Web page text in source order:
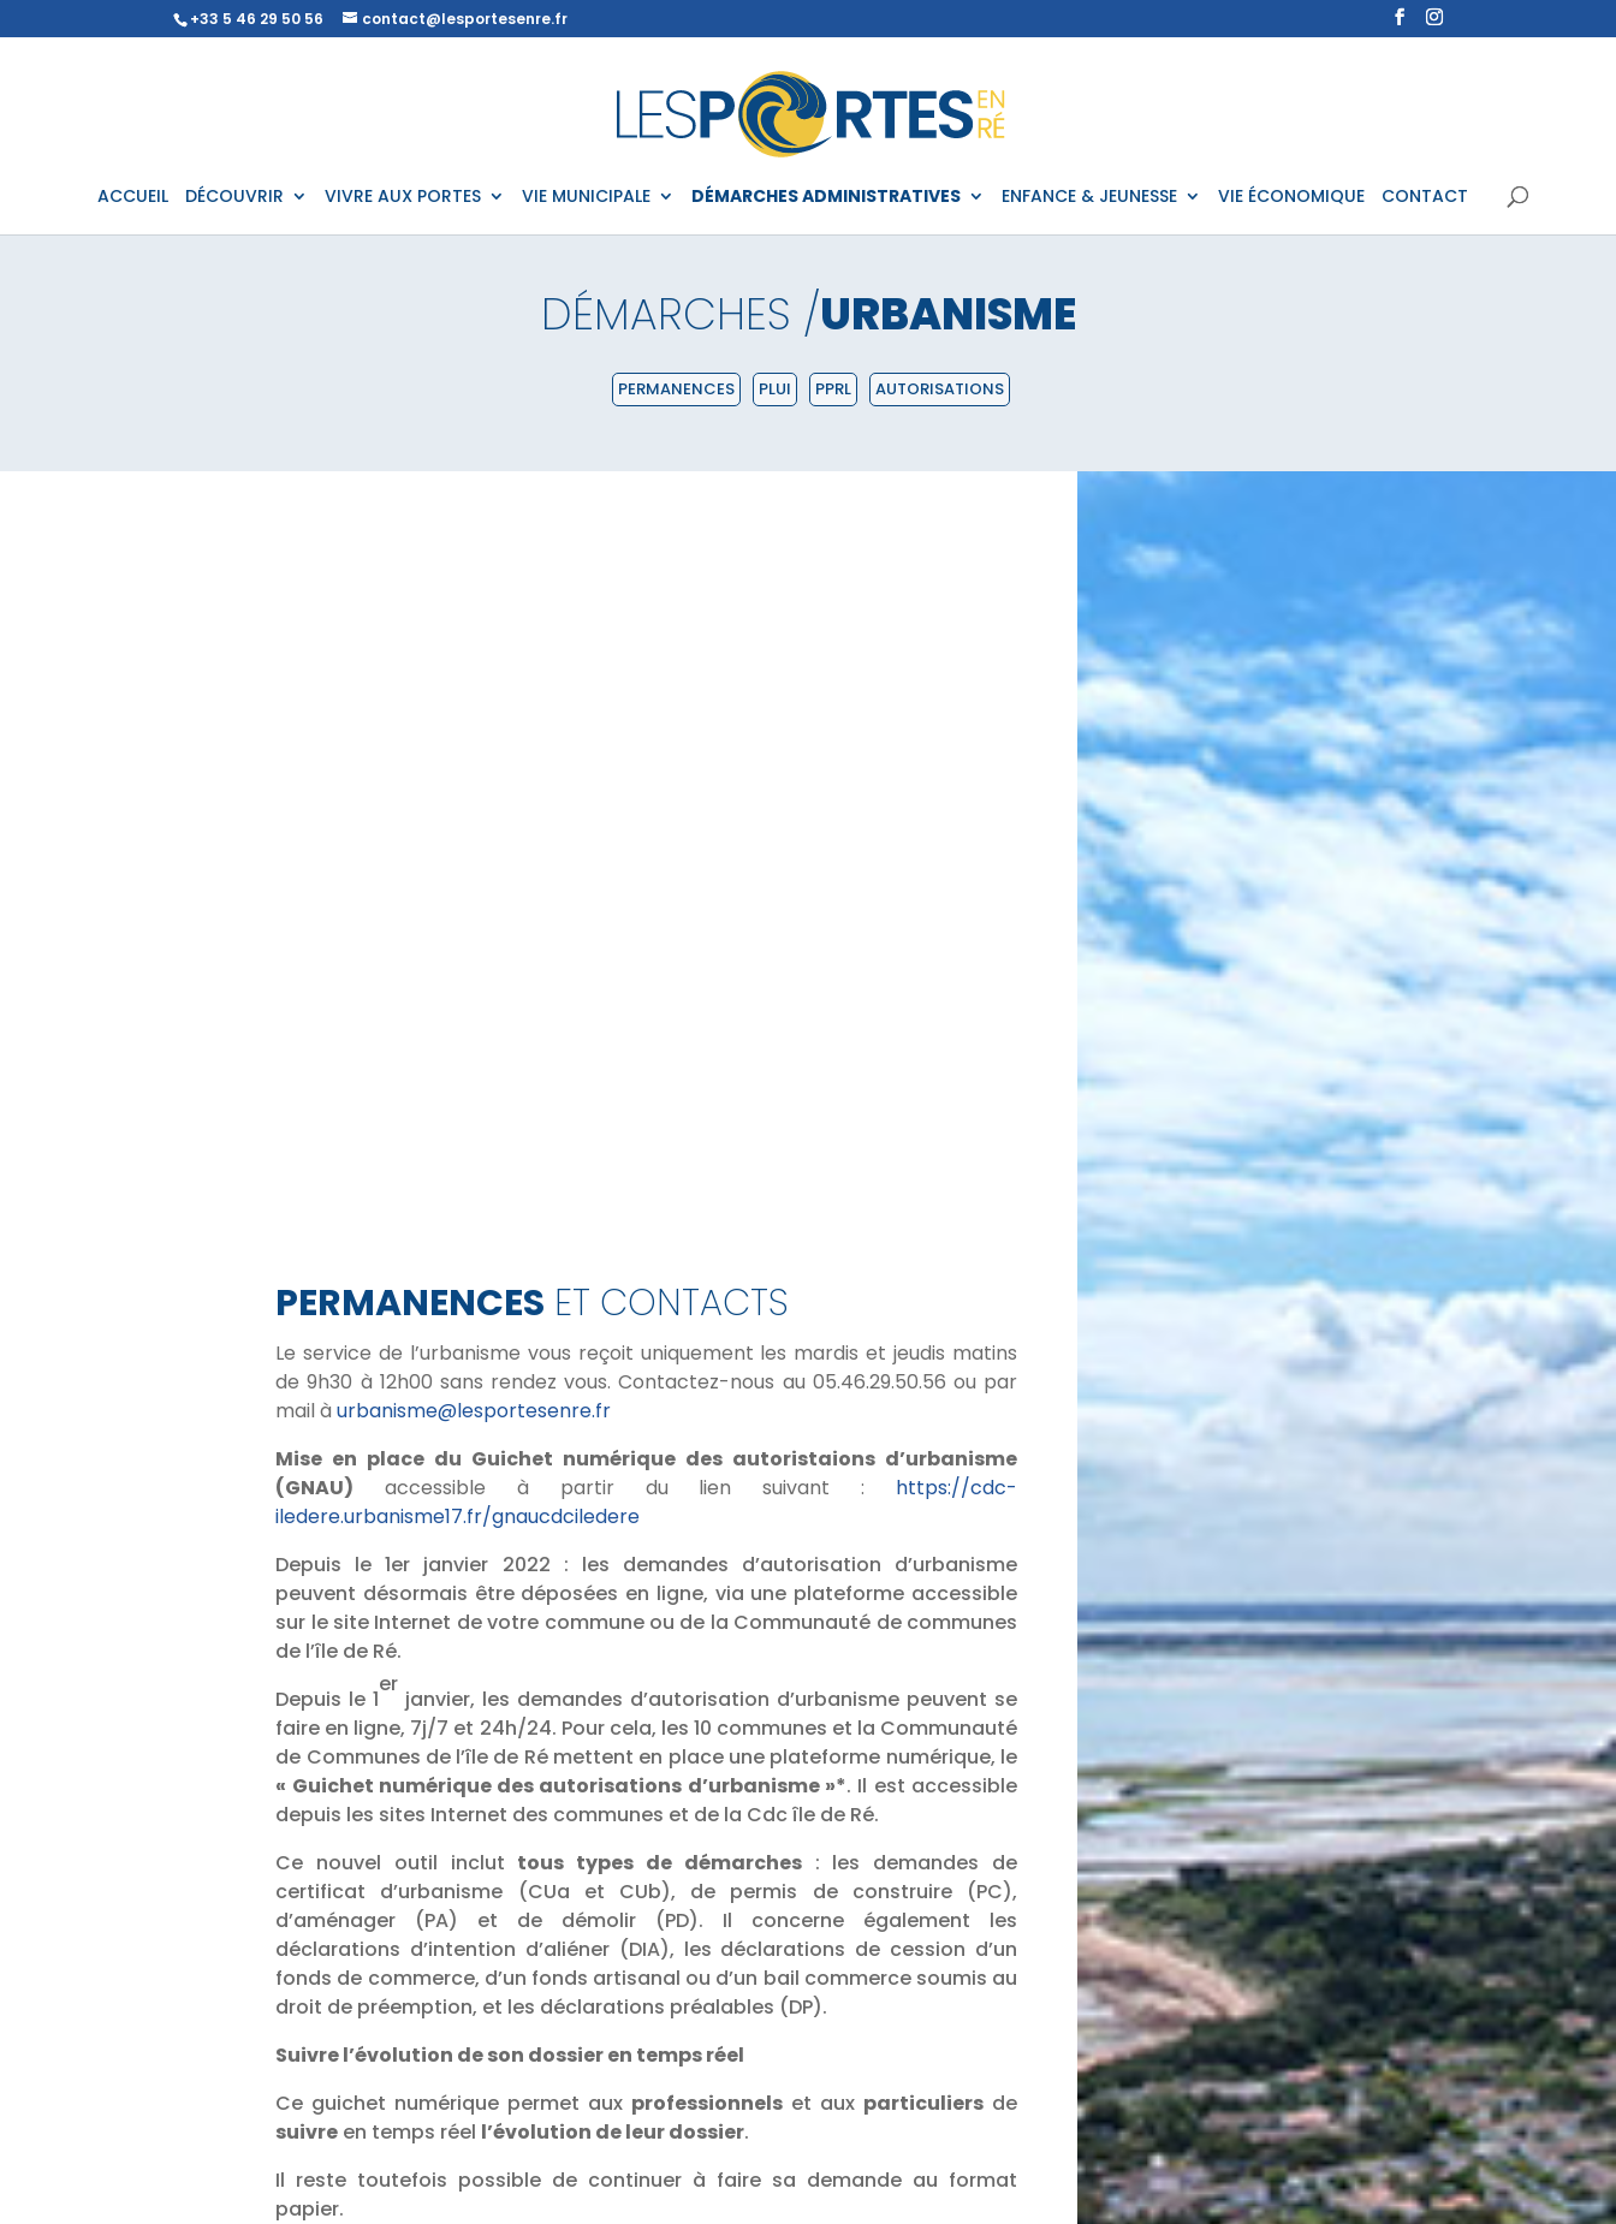
+33 5 46 29 50 56 contact@lesportesenre.fr
ACCUEIL DÉCOUVRIR VIVRE AUX PORTES VIE MUNICIPALE DÉMARCHES ADMINISTRATIVES ENFANCE & JEUNESSE VIE ÉCONOMIQUE CONTACT
DÉMARCHES /URBANISME
PERMANENCES PLUI PPRL AUTORISATIONS
PERMANENCES ET CONTACTS
Le service de l’urbanisme vous reçoit uniquement les mardis et jeudis matins
de 9h30 à 12h00 sans rendez vous. Contactez-nous au 05.46.29.50.56 ou par
mail àurbanisme@lesportesenre.fr
Mise en place du Guichet numérique des autoristaions d’urbanisme
(GNAU) accessible à partir du lien suivant : https://cdc-
iledere.urbanisme17.fr/gnaucdciledere
Depuis le 1er janvier 2022 : les demandes d’autorisation d’urbanisme
peuvent désormais être déposées en ligne, via une plateforme accessible
sur le site Internet de votre commune ou de la Communauté de communes
de l’île de Ré.
Depuis le 1
er
janvier, les demandes d’autorisation d’urbanisme peuvent se
faire en ligne, 7j/7 et 24h/24. Pour cela, les 10 communes et la Communauté
de Communes de l’île de Ré mettent en place une plateforme numérique, le
« Guichet numérique des autorisations d’urbanisme »*. Il est accessible
depuis les sites Internet des communes et de la Cdc île de Ré.
Ce nouvel outil inclut tous types de démarches: les demandes de
certificat d’urbanisme (CUa et CUb), de permis de construire (PC),
d’aménager (PA) et de démolir (PD). Il concerne également les
déclarations d’intention d’aliéner (DIA), les déclarations de cession d’un
fonds de commerce, d’un fonds artisanal ou d’un bail commerce soumis au
droit de préemption, et les déclarations préalables (DP).
Suivre l’évolution de son dossier en temps réel
Ce guichet numérique permet aux professionnels et aux particuliers de
suivre en temps réel l’évolution de leur dossier.
Il reste toutefois possible de continuer à faire sa demande au format
papier.